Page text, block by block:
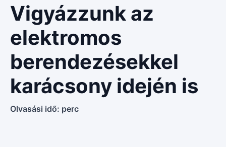
Vigyázzunk az
elektromos
berendezésekkel
karácsony idején is
Olvasási idő: perc